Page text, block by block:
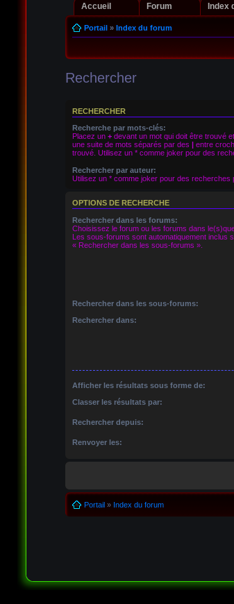
Accueil Forum Index
Portail» Index du forum
Rechercher
RECHERCHER
Recherche par mots-clés:
Placez un +devant un mot qui doit être trouvé
une suite de mots séparés par des |entre
trouvé. Utilisez un * comme joker pour des
Rechercher par auteur:
Utilisez un * comme joker pour des recherches
OPTIONS DE RECHERCHE
Rechercher dans les forums:
Choisissez le forum ou les forums dans
Les sous-forums sont automatiquement inclus
« Rechercher dans les sous-forums ».
Rechercher dans les sous-forums:
Rechercher dans:
Afficher les résultats sous forme de:
Classer les résultats par:
Rechercher depuis:
Renvoyer les:
Portail» Index du forum